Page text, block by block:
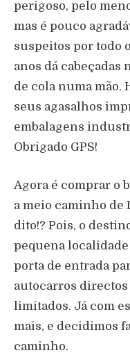
perigoso, pelo
mas é pouco
suspeitos por todo
anos dá cabeçadas
de cola numa mão.
seus agasalhos
embalagens
Obrigado GPS!
Agora é comprar o
a meio caminho de
dito!? Pois, o
pequena
porta de entrada
autocarros directos
limitados. Já com
mais, e decidimos
caminho.